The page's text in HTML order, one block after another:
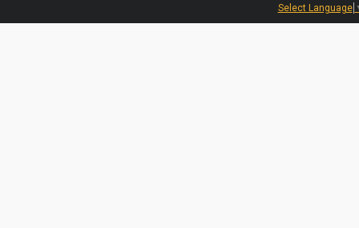
Select Language